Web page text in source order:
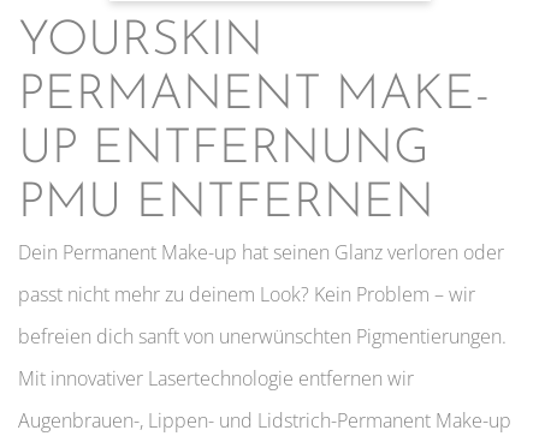
YOURSKIN
PERMANENT MAKE-
UP ENTFERNUNG
PMU ENTFERNEN
Dein Permanent Make-up hat seinen Glanz verloren oder
passt nicht mehr zu deinem Look? Kein Problem – wir
befreien dich sanft von unerwünschten Pigmentierungen.
Mit innovativer Lasertechnologie entfernen wir
Augenbrauen-, Lippen- und Lidstrich-Permanent Make-up